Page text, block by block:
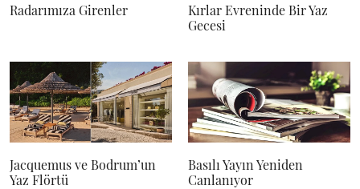
Radarımıza Girenler
Kırlar Evreninde Bir Yaz
Gecesi
Jacquemus ve Bodrum’un
Yaz Flörtü
Basılı Yayın Yeniden
Canlanıyor